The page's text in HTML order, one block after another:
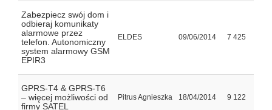
Zabezpiecz swój dom i
odbieraj komunikaty
alarmowe przez
telefon. Autonomiczny
system alarmowy GSM
EPIR3
ELDES 09/06/2014 7 425
GPRS-T4 & GPRS-T6
– więcej możliwości od
firmy SATEL
Pitrus Agnieszka 18/04/2014 9 122